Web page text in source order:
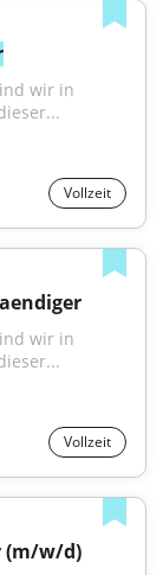
wir in
Vollzeit
wir in
Vollzeit
(m/w/d)